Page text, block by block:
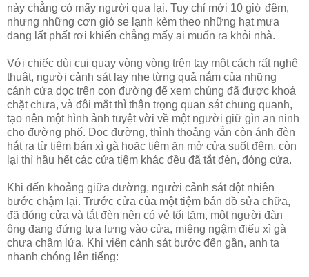
này chẳng có mấy người qua lại. Tuy chỉ mới 10 giờ đêm,
nhưng những cơn gió se lạnh kèm theo những hạt mưa
đang lất phất rơi khiến chẳng mấy ai muốn ra khỏi nhà.
Với chiếc dùi cui quay vòng vòng trên tay một cách rất nghệ
thuật, người cảnh sát lay nhẹ từng quả nắm của những
cánh cửa dọc trên con đường để xem chúng đã được khoá
chặt chưa, và đôi mắt thì thận trọng quan sát chung quanh,
tạo nên một hình ảnh tuyệt vời về một người giữ gìn an ninh
cho đường phố. Dọc đường, thỉnh thoảng vẫn còn ánh đèn
hắt ra từ tiệm bán xì gà hoặc tiệm ăn mở cửa suốt đêm, còn
lại thì hầu hết các cửa tiệm khác đều đã tắt đèn, đóng cửa.
Khi đến khoảng giữa đường, người cảnh sát đột nhiên
bước chậm lại. Trước cửa của một tiệm bán đồ sửa chữa,
đã đóng cửa và tắt đèn nên có vẻ tối tăm, một người đàn
ông đang đứng tựa lưng vào cửa, miệng ngậm điếu xì gà
chưa châm lửa. Khi viên cảnh sát bước đến gần, anh ta
nhanh chóng lên tiếng: